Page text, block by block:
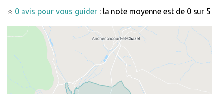
⭐ 0 avis pour vous guider : la note moyenne est de 0 sur 5